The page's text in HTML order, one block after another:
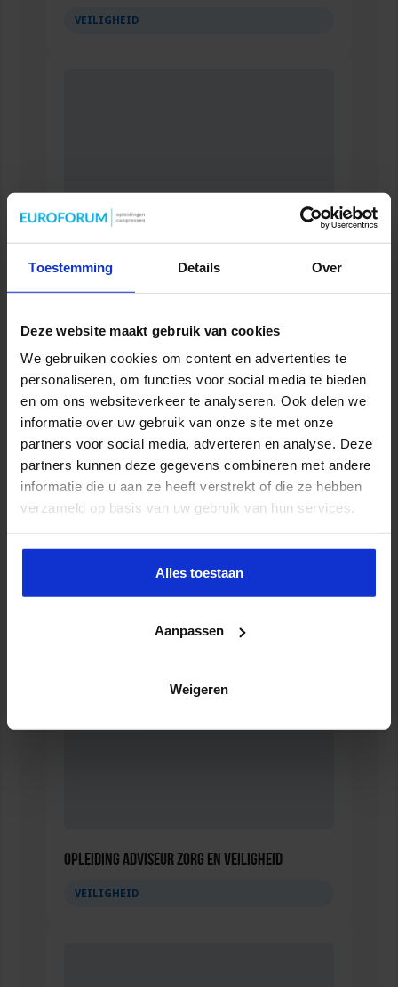
Toestemming Details Over
Deze website maakt gebruik van cookies
We gebruiken cookies om content en advertenties te
personaliseren, om functies voor social media te bieden
en om ons websiteverkeer te analyseren. Ook delen we
informatie over uw gebruik van onze site met onze
partners voor social media, adverteren en analyse. Deze
partners kunnen deze gegevens combineren met andere
informatie die u aan ze heeft verstrekt of die ze hebben
verzameld op basis van uw gebruik van hun services.
Alles toestaan
Aanpassen
Weigeren
VEILIGHEID
Opleiding Personen met onbegrepen gedrag
Opleiding Sociale Veiligheid in de Organisatie
Opleiding Adviseur zorg en veiligheid
VEILIGHEID